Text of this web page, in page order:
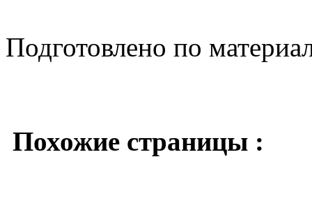
Подготовлено по
Похожие страницы :